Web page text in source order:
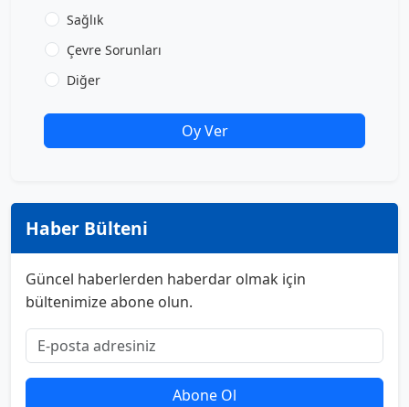
Sağlık
Çevre Sorunları
Diğer
Oy Ver
Haber Bülteni
Güncel haberlerden haberdar olmak için
bültenimize abone olun.
Abone Ol